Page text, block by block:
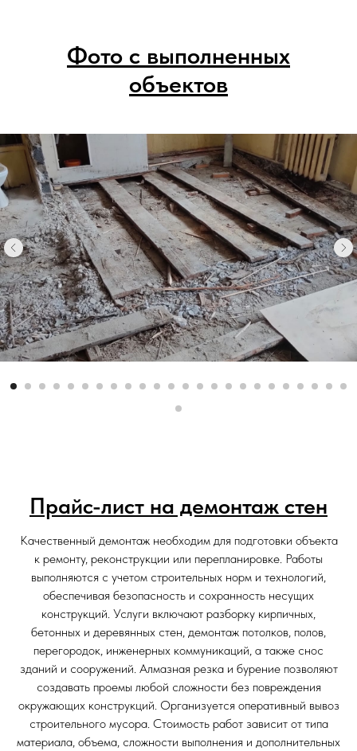
Фото с выполненных
объектов
Прайс-лист на демонтаж стен
Качественный демонтаж необходим для подготовки объекта
к ремонту, реконструкции или перепланировке. Работы
выполняются с учетом строительных норм и технологий,
обеспечивая безопасность и сохранность несущих
конструкций. Услуги включают разборку кирпичных,
бетонных и деревянных стен, демонтаж потолков, полов,
перегородок, инженерных коммуникаций, а также снос
зданий и сооружений. Алмазная резка и бурение позволяют
создавать проемы любой сложности без повреждения
окружающих конструкций. Организуется оперативный вывоз
строительного мусора. Стоимость работ зависит от типа
материала, объема, сложности выполнения и дополнительных